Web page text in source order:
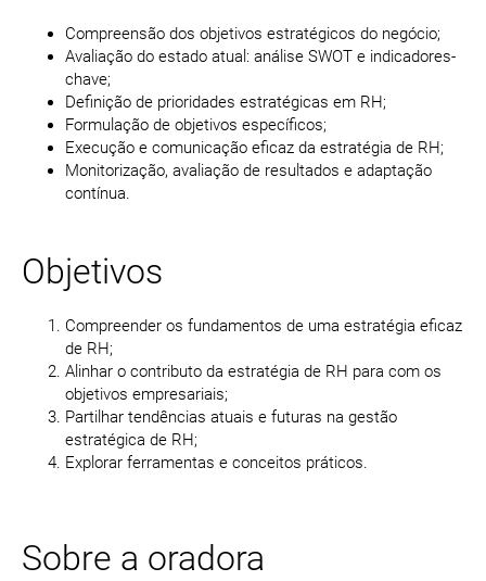
Compreensão dos objetivos estratégicos do negócio;
Avaliação do estado atual: análise SWOT e indicadores-
chave;
Definição de prioridades estratégicas em RH;
Formulação de objetivos específicos;
Execução e comunicação eficaz da estratégia de RH;
Monitorização, avaliação de resultados e adaptação
contínua.
Objetivos
Compreender os fundamentos de uma estratégia eficaz
de RH;
Alinhar o contributo da estratégia de RH para com os
objetivos empresariais;
Partilhar tendências atuais e futuras na gestão
estratégica de RH;
Explorar ferramentas e conceitos práticos.
Sobre a oradora